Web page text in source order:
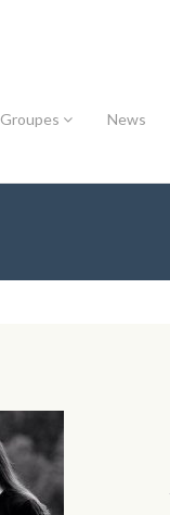
Groupes News